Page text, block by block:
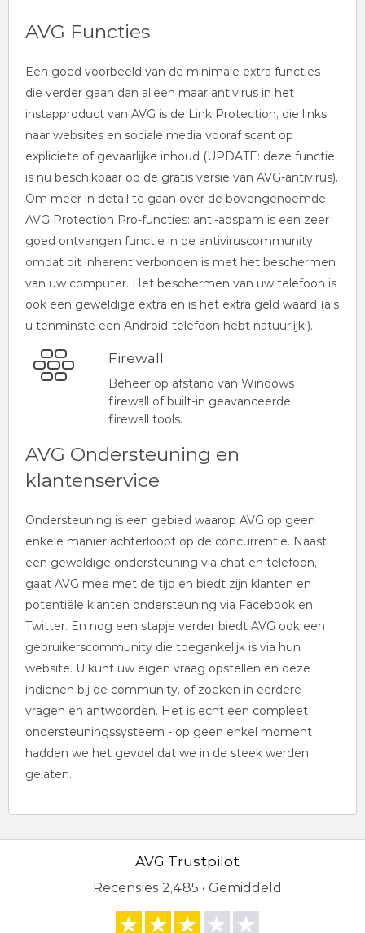
AVG Functies
Een goed voorbeeld van de minimale extra functies
die verder gaan dan alleen maar antivirus in het
instapproduct van AVG is de Link Protection, die links
naar websites en sociale media vooraf scant op
expliciete of gevaarlijke inhoud (UPDATE: deze functie
is nu beschikbaar op de gratis versie van AVG-antivirus).
Om meer in detail te gaan over de bovengenoemde
AVG Protection Pro-functies: anti-adspam is een zeer
goed ontvangen functie in de antiviruscommunity,
omdat dit inherent verbonden is met het beschermen
van uw computer. Het beschermen van uw telefoon is
ook een geweldige extra en is het extra geld waard (als
u tenminste een Android-telefoon hebt natuurlijk!).
Firewall
Beheer op afstand van Windows
firewall of built-in geavanceerde
firewall tools.
AVG Ondersteuning en
klantenservice
Ondersteuning is een gebied waarop AVG op geen
enkele manier achterloopt op de concurrentie. Naast
een geweldige ondersteuning via chat en telefoon,
gaat AVG mee met de tijd en biedt zijn klanten en
potentiële klanten ondersteuning via Facebook en
Twitter. En nog een stapje verder biedt AVG ook een
gebruikerscommunity die toegankelijk is via hun
website. U kunt uw eigen vraag opstellen en deze
indienen bij de community, of zoeken in eerdere
vragen en antwoorden. Het is echt een compleet
ondersteuningssysteem - op geen enkel moment
hadden we het gevoel dat we in de steek werden
gelaten.
AVG Trustpilot
Recensies 2,485 • Gemiddeld